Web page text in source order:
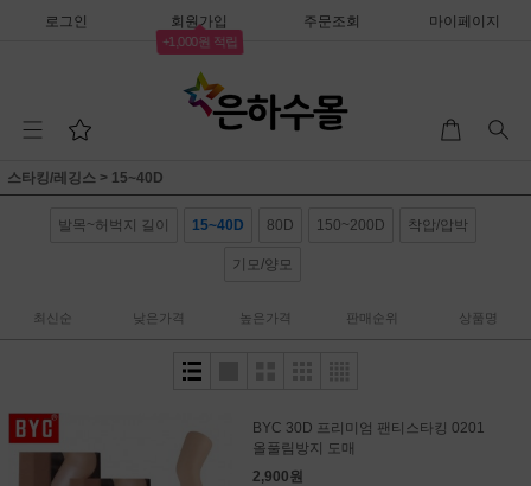
로그인 회원가입
+1,000원 적립
주문조회 마이페이지
스타킹/레깅스 > 15~40D
발목~허벅지 길이 15~40D 80D 150~200D 착압/압박
기모/양모
최신순 낮은가격 높은가격 판매순위 상품명
BYC 30D 프리미엄 팬티스타킹 0201
올풀림방지 도매
2,900원